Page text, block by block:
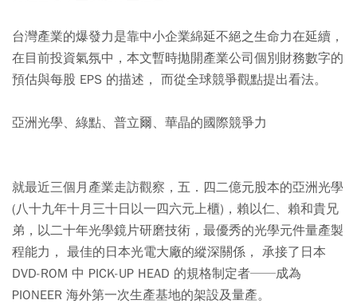
台灣產業的爆發力是靠中小企業綿延不絕之生命力在延續，
在目前投資氣氛中，本文暫時拋開產業公司個別財務數字的
預估與每股 EPS 的描述， 而從全球競爭觀點提出看法。
亞洲光學、綠點、普立爾、華晶的國際競爭力
就最近三個月產業走訪觀察，五．四二億元股本的亞洲光學
(八十九年十月三十日以一四六元上櫃)，賴以仁、賴和貴兄
弟，以二十年光學鏡片研磨技術，最優秀的光學元件量產製
程能力， 最佳的日本光電大廠的縱深關係， 承接了日本
DVD-ROM 中 PICK-UP HEAD 的規格制定者──成為
PIONEER 海外第一次生產基地的架設及量產。